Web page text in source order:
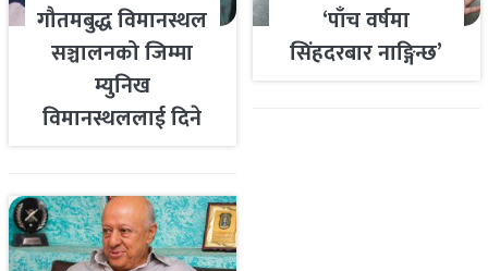
गौतमबुद्ध विमानस्थल
सञ्चालनको जिम्मा
म्युनिख
विमानस्थललाई दिने
‘पाँच वर्षमा
सिंहदरबार नाङ्गिन्छ’